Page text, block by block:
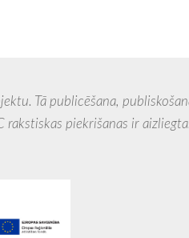
publiskošana,